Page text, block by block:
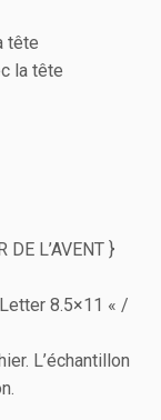
tête
la tête
L’AVENT }
8.5×11 « /
L’échantillon